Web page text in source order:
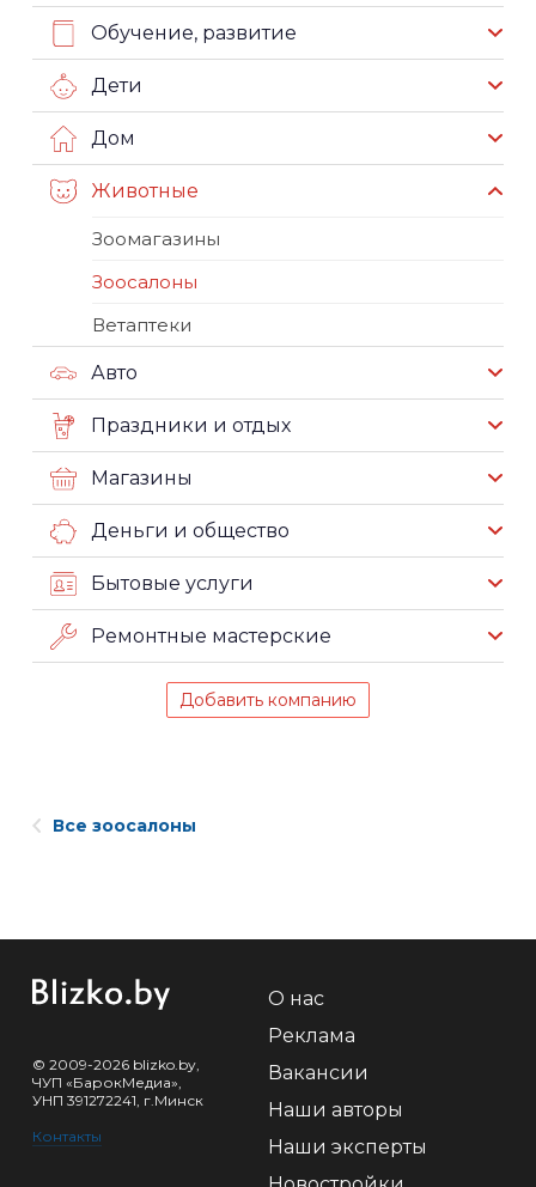
Обучение, развитие
Дети
Дом
Животные
Зоомагазины
Зоосалоны
Ветаптеки
Авто
Праздники и отдых
Магазины
Деньги и общество
Бытовые услуги
Ремонтные мастерские
Добавить компанию
Все зоосалоны
© 2009-2026 blizko.by,
ЧУП «БарокМедиа»,
УНП 391272241, г.Минск
Контакты
О нас
Реклама
Вакансии
Наши авторы
Наши эксперты